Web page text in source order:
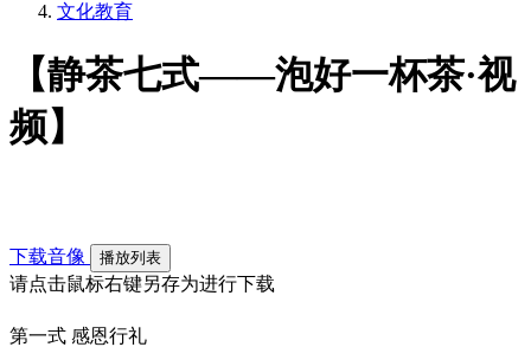
文化教育
【静茶七式——泡好一杯茶·视
频】
下载音像 播放列表
请点击鼠标右键另存为进行下载
第一式 感恩行礼